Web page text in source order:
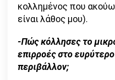
κολλημένος που
είναι λάθος μου).
-Πώς κόλλησες το
επιρροές στο
περιβάλλον;